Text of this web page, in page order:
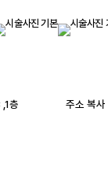
주소 복사